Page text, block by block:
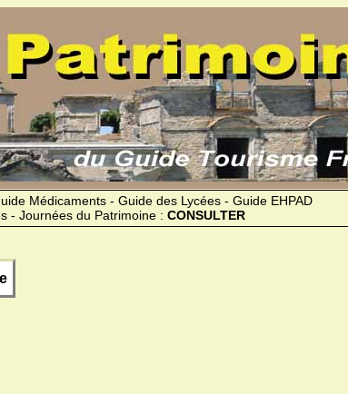
Médicaments - Guide des Lycées - Guide EHPAD
- Journées du Patrimoine : CONSULTER